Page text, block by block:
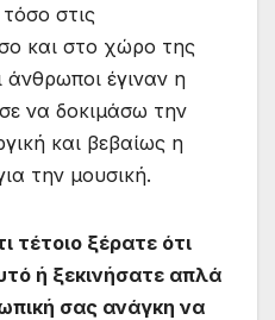
στις
και στο χώρο της
άνθρωποι έγιναν η
να δοκιμάσω την
και βεβαίως η
την μουσική.
τέτοιο ξέρατε ότι
ή ξεκινήσατε απλά
σας ανάγκη να